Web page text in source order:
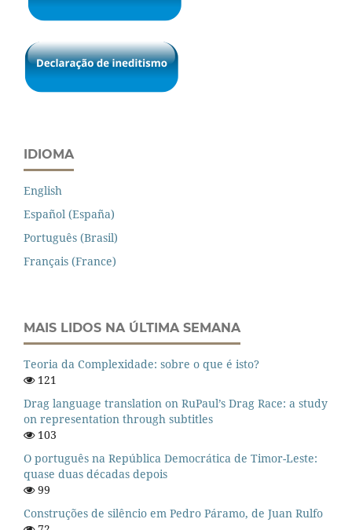
IDIOMA
English
Español (España)
Português (Brasil)
Français (France)
MAIS LIDOS NA ÚLTIMA SEMANA
Teoria da Complexidade: sobre o que é isto?
121
Drag language translation on RuPaul’s Drag Race: a study
on representation through subtitles
103
O português na República Democrática de Timor-Leste:
quase duas décadas depois
99
Construções de silêncio em Pedro Páramo, de Juan Rulfo